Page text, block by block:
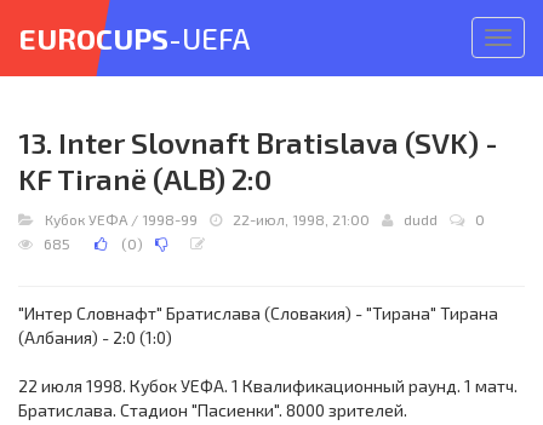
меню
EUROCUPS-UEFA
13. Inter Slovnaft Bratislava (SVK) -
KF Tiranë (ALB) 2:0
Кубок УЕФА / 1998-99 22-июл, 1998, 21:00 dudd
0
685
(0)
"Интер Словнафт" Братислава (Словакия) - "Тирана" Тирана
(Албания) - 2:0 (1:0)
22 июля 1998. Кубок УЕФА. 1 Квалификационный раунд. 1 матч.
Братислава. Стадион "Пасиенки". 8000 зрителей.